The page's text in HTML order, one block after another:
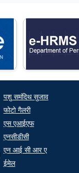
Quick
पशु समंदिथ सुजाव
फोटो गैलरी
एस एआईएफ
एनसीडीसी
एन आई सी आर ए
ईमेल